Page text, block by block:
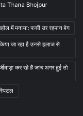
Thana Bhojpur
में मनाया: फसी उर रहमान बेग
जा रहा है उनसे इलाज से
कर रहे हैं जांच अगर हुई तो